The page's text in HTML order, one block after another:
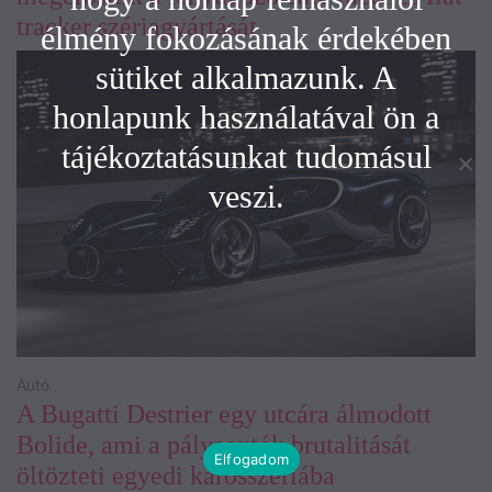
tracker szériagyártását
A Bugatti Destrier egy utcára álmodott
Bolide, ami a pályaautók brutalitását
öltözteti egyedi karosszériába
Autó
élmény fokozásának érdekében
sütiket alkalmazunk. A
honlapunk használatával ön a
tájékoztatásunkat tudomásul
veszi.
Elfogadom